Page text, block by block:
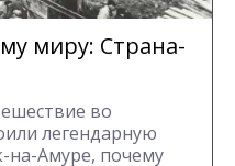
миру: Страна-
во
легендарную
на-Амуре, почему